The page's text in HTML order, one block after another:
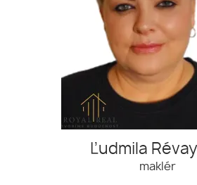
Ľudmila
maklér